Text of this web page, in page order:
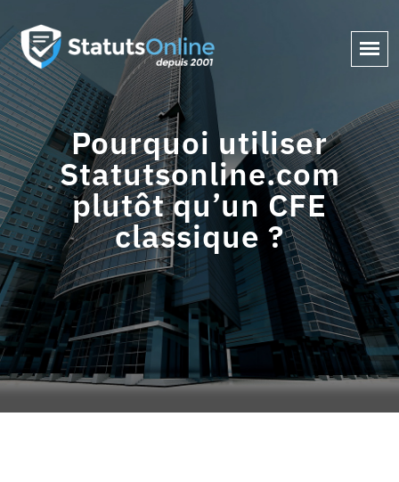
Pourquoi utiliser
Statutsonline.com
plutôt qu’un CFE
classique ?